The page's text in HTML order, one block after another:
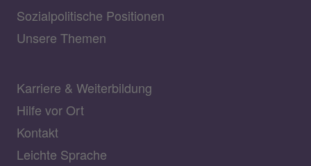
Sozialpolitische Positionen
Unsere Themen
Karriere & Weiterbildung
Hilfe vor Ort
Kontakt
Leichte Sprache